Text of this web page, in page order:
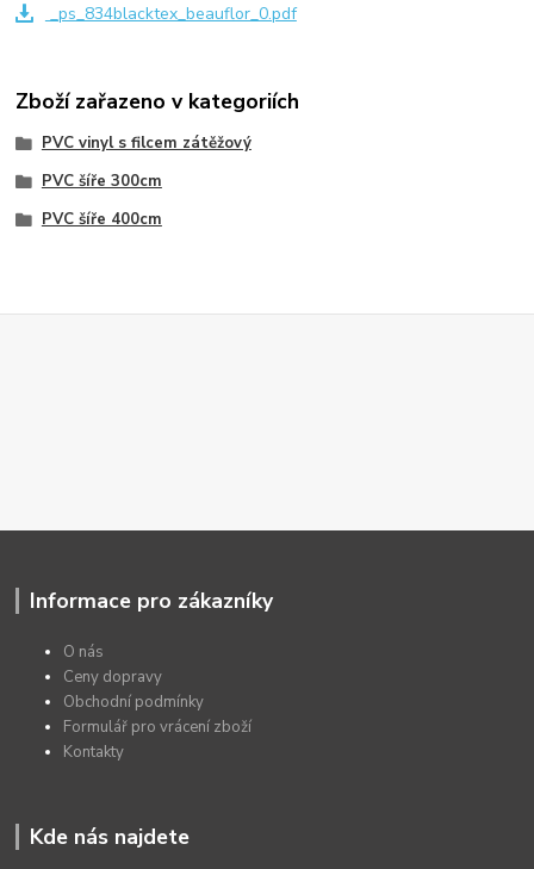
_ps_834blacktex_beauflor_0.pdf
Zboží zařazeno v kategoriích
PVC vinyl s filcem zátěžový
PVC šíře 300cm
PVC šíře 400cm
Informace pro zákazníky
O nás
Ceny dopravy
Obchodní podmínky
Formulář pro vrácení zboží
Kontakty
Kde nás najdete